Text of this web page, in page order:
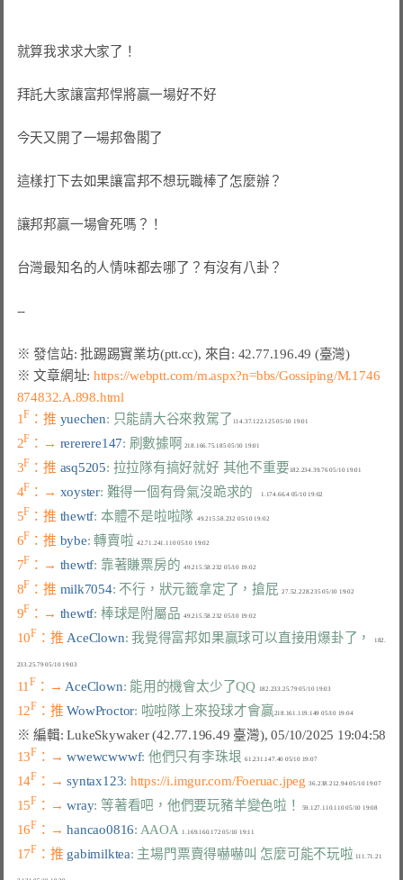
就算我求求大家了！
拜託大家讓富邦悍將贏一場好不好
今天又開了一場邦魯閣了
這樣打下去如果讓富邦不想玩職棒了怎麼辦？
讓邦邦贏一場會死嗎？！
台灣最知名的人情味都去哪了？有沒有八卦？
※ 發信站: 批踢踢實業坊(ptt.cc), 來自: 42.77.196.49 (臺灣)
※ 文章網址: https://webptt.com/m.aspx?n=bbs/Gossiping/M.1746
874832.A.898.html
1F ：推 yuechen: 只能請大谷來救駕了
2F ：→ rererere147: 刷數據啊
3F ：推 asq5205: 拉拉隊有搞好就好 其他不重要
4F ：→ xoyster: 難得一個有骨氣沒跪求的
5F ：推 thewtf: 本體不是啦啦隊
6F ：推 bybe: 轉賣啦
7F ：→ thewtf: 靠著賺票房的
8F ：推 milk7054: 不行，狀元籤拿定了，搶屁
9F ：→ thewtf: 棒球是附屬品
10F ：推 AceClown: 我覺得富邦如果贏球可以直接用爆卦了，
  182.
11F ：→ AceClown: 能用的機會太少了QQ
12F ：推 WowProctor: 啦啦隊上來投球才會贏 218.161.119.149 05/10 19:04
13F ：→ wwewcwwwf: 他們只有李珠垠
  61.231.147.40 05/10 19:07
14F ：→ syntax123: https://i.imgur.com/Foeruac.jpeg
  36.238.212.94 05/10 19:07
15F ：→ wray: 等著看吧，他們要玩豬羊變色啦！ 59.127.110.110 05/10 19:08
16F ：→ hancao0816: AAOA
17F ：推 gabimilktea: 主場門票賣得嚇嚇叫 怎麼可能不玩啦 111.71.21